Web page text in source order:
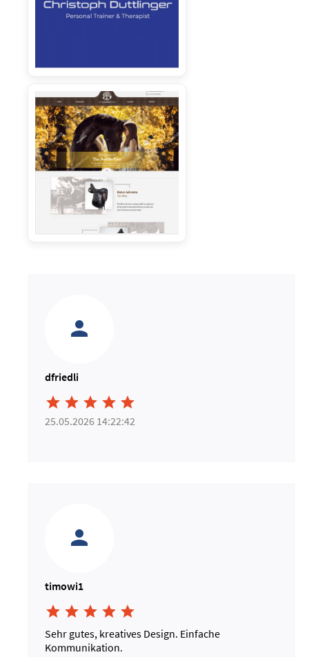
dfriedli
    
25.05.2026 14:22:42
timowi1
    
Sehr gutes, kreatives Design. Einfache
Kommunikation.